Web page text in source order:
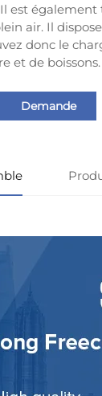
est
air. Il
donc le
et de boissons.
Demande